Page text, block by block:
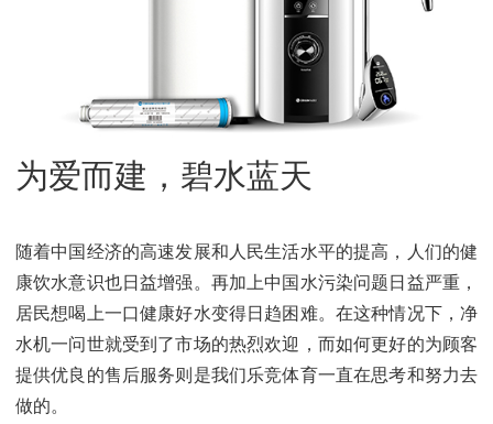
为爱而建，碧水蓝天
随着中国经济的高速发展和人民生活水平的提高，人们的健
康饮水意识也日益增强。再加上中国水污染问题日益严重，
居民想喝上一口健康好水变得日趋困难。在这种情况下，净
水机一问世就受到了市场的热烈欢迎，而如何更好的为顾客
提供优良的售后服务则是我们乐竞体育一直在思考和努力去
做的。